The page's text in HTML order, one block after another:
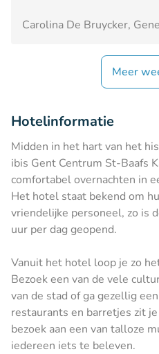
Carolina De Bruycker,
Meer
Hotelinformatie
Midden in het hart van het
ibis Gent Centrum St-Baafs
comfortabel overnachten in
Het hotel staat bekend om
vriendelijke personeel, zo is
uur per dag geopend.
Vanuit het hotel loop je zo
Bezoek een van de vele
van de stad of ga gezellig
restaurants en barretjes zit
bezoek aan een van talloze
iedereen iets te beleven.